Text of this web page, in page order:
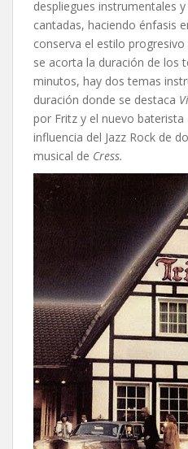
despliegues instrumentales
cantadas, haciendo énfasis
conserva el estilo
se acorta la duración de los
minutos, hay dos temas
duración donde se destaca
por Fritz y el nuevo baterista
influencia del Jazz Rock de
musical de Cress.